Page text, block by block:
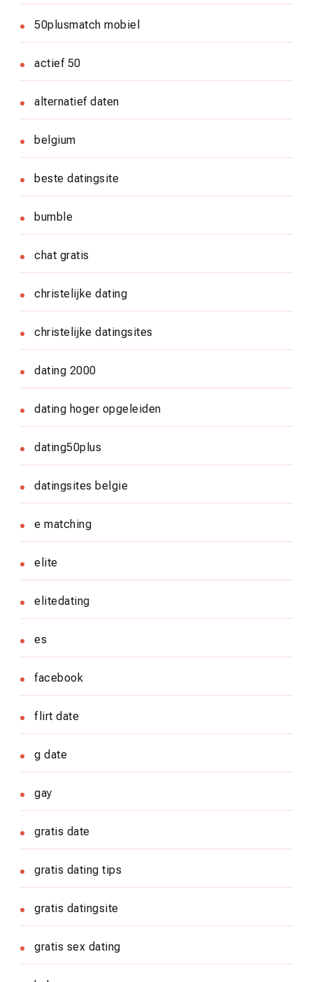
50plusmatch mobiel
actief 50
alternatief daten
belgium
beste datingsite
bumble
chat gratis
christelijke dating
christelijke datingsites
dating 2000
dating hoger opgeleiden
dating50plus
datingsites belgie
e matching
elite
elitedating
es
facebook
flirt date
g date
gay
gratis date
gratis dating tips
gratis datingsite
gratis sex dating